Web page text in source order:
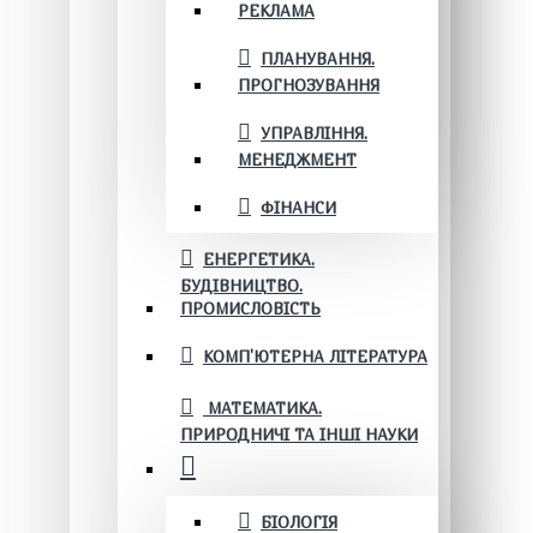
РЕКЛАМА
ПЛАНУВАННЯ.
ПРОГНОЗУВАННЯ
УПРАВЛІННЯ.
МЕНЕДЖМЕНТ
ФІНАНСИ
ЕНЕРГЕТИКА.
БУДІВНИЦТВО.
ПРОМИСЛОВІСТЬ
КОМП'ЮТЕРНА ЛІТЕРАТУРА
МАТЕМАТИКА.
ПРИРОДНИЧІ ТА ІНШІ НАУКИ
БІОЛОГІЯ